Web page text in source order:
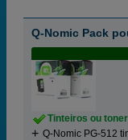
Q-Nomic Pack
Tinteiros ou
Q-Nomic PG-512